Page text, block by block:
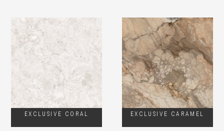
EXCLUSIVE CORAL EXCLUSIVE CARAMEL